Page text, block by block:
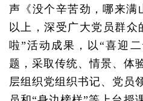
声《没个辛苦劲，哪来满
以上，深受广大党员群众
啦”活动成果，以“喜迎
题，采取传统、情景、体
层组织党组织书记、党员